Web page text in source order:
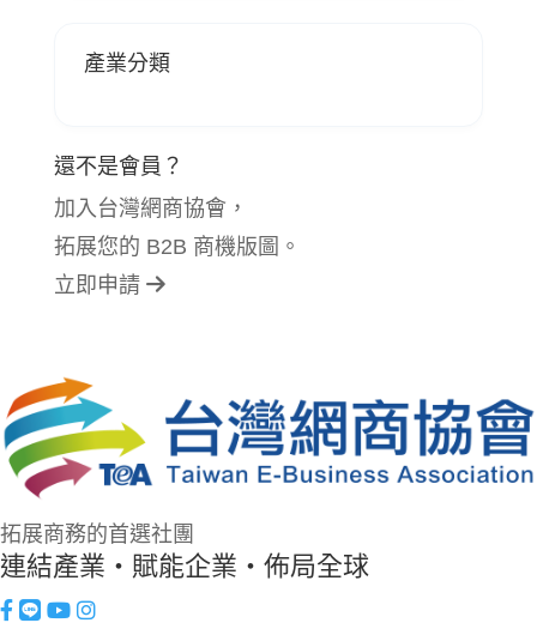
產業分類
還不是會員？
加入台灣網商協會，
拓展您的 B2B 商機版圖。
立即申請
拓展商務的首選社團
連結產業・賦能企業・佈局全球